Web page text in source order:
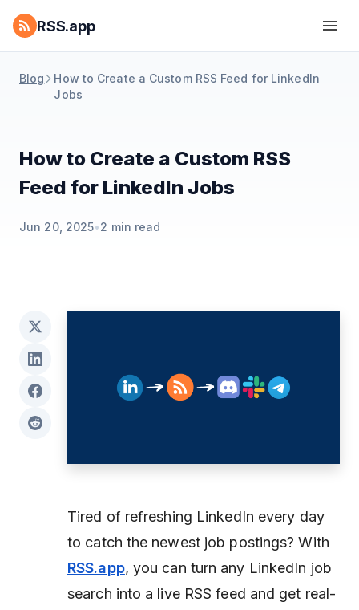
RSS.app
Blog
How to Create a Custom RSS Feed for LinkedIn
Jobs
How to Create a Custom RSS
Feed for LinkedIn Jobs
Jun 20, 2025•2 min read
Tired of refreshing LinkedIn every day
to catch the newest job postings? With
RSS.app, you can turn any LinkedIn job
search into a live RSS feed and get real-